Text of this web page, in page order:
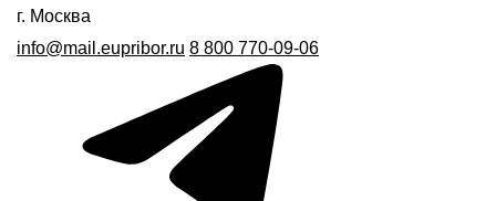
г. Москва
info@mail.eupribor.ru 8 800 770-09-06